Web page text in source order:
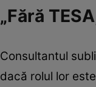
„Fără
Consultantul
dacă rolul lor